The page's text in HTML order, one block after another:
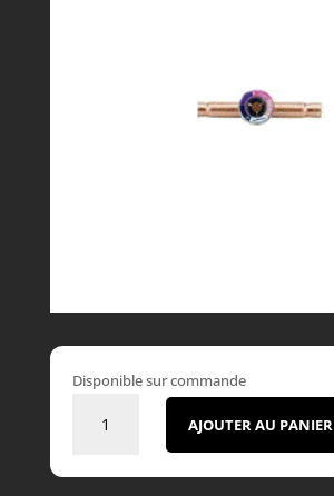
Disponible sur commande
liquide
AJOUTER AU PANIER